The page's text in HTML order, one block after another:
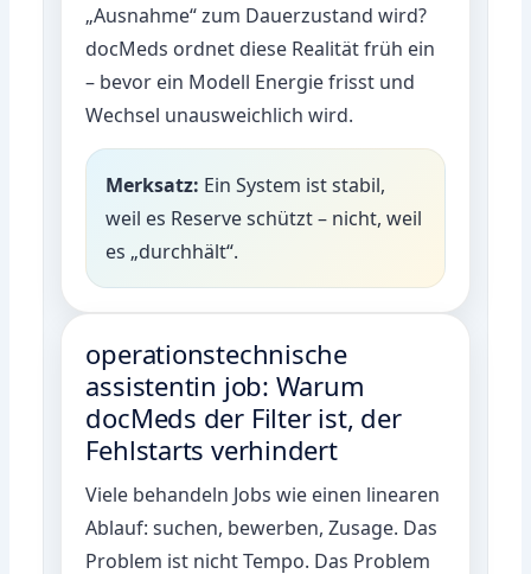
„Ausnahme“ zum Dauerzustand wird?
docMeds ordnet diese Realität früh ein
– bevor ein Modell Energie frisst und
Wechsel unausweichlich wird.
Merksatz: Ein System ist stabil,
weil es Reserve schützt – nicht, weil
es „durchhält“.
operationstechnische
assistentin job: Warum
docMeds der Filter ist, der
Fehlstarts verhindert
Viele behandeln Jobs wie einen linearen
Ablauf: suchen, bewerben, Zusage. Das
Problem ist nicht Tempo. Das Problem